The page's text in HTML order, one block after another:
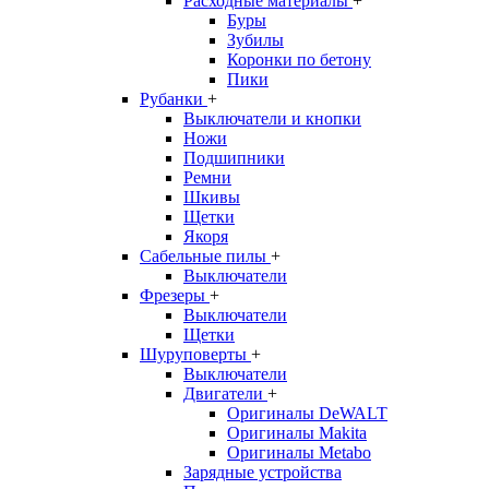
Буры
Зубилы
Коронки по бетону
Пики
Рубанки +
Выключатели и кнопки
Ножи
Подшипники
Ремни
Шкивы
Щетки
Якоря
Сабельные пилы +
Выключатели
Фрезеры +
Выключатели
Щетки
Шуруповерты +
Выключатели
Двигатели +
Оригиналы DeWALT
Оригиналы Makita
Оригиналы Metabo
Зарядные устройства